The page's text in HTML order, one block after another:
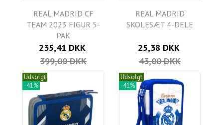
REAL MADRID CF
TEAM 2023 FIGUR 5-
PAK
235,41 DKK
399,00 DKK
REAL MADRID
SKOLESÆT 4-DELE
25,38 DKK
43,00 DKK
Udsolgt
-41%
Udsolgt
-41%